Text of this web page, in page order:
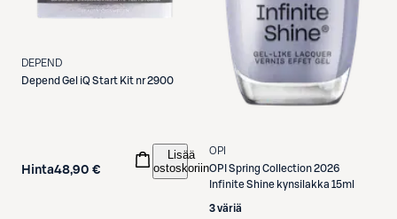
DEPEND
Depend Gel iQ Start Kit nr 2900
Hinta48,90 €
Lisää
ostoskoriin
OPI
OPI Spring Collection 2026
Infinite Shine kynsilakka 15ml
3 väriä